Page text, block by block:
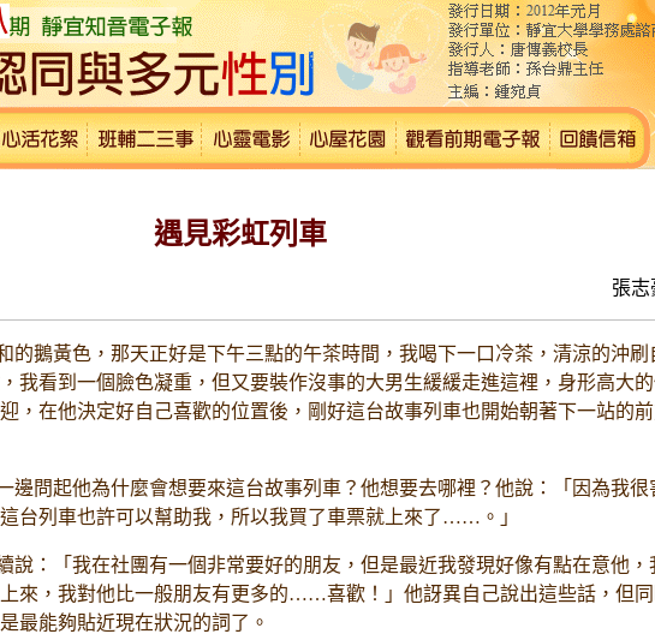
遇見彩虹列車
張志
鵝黃色，那天正好是下午三點的午茶時間，我喝下一口冷茶，清涼的沖刷
我看到一個臉色凝重，但又要裝作沒事的大男生緩緩走進這裡，身形高大
，在他決定好自己喜歡的位置後，剛好這台故事列車也開始朝著下一站的
問起他為什麼會想要來這台故事列車？他想要去哪裡？他說：「因為我很
台列車也許可以幫助我，所以我買了車票就上來了……。」
：「我在社團有一個非常要好的朋友，但是最近我發現好像有點在意他，
來，我對他比一般朋友有更多的……喜歡！」他訝異自己說出這些話，但
最能夠貼近現在狀況的詞了。